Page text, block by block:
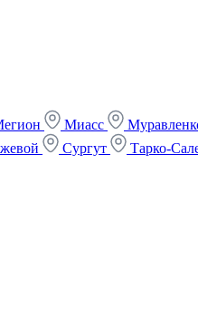
Миасс
Сургут
Тарко-